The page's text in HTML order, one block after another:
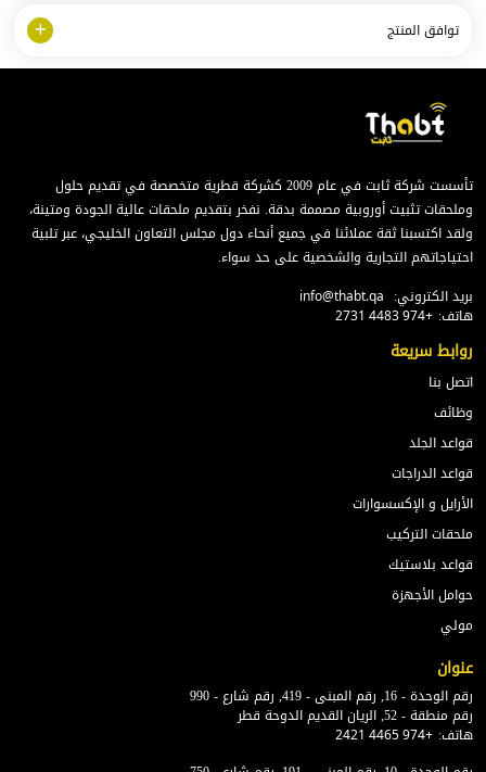
توافق المنتج
تأسست شركة ثابت في عام 2009 كشركة قطرية متخصصة في تقديم حلول
وملحقات تثبيت أوروبية مصممة بدقة. نفخر بتقديم ملحقات عالية الجودة ومتينة،
ولقد اكتسبنا ثقة عملائنا في جميع أنحاء دول مجلس التعاون الخليجي، عبر تلبية
احتياجاتهم التجارية والشخصية على حد سواء.
بريد الكتروني:
info@thabt.qa
هاتف: +974 4483 2731
روابط سريعة
اتصل بنا
وظائف
قواعد الجلد
قواعد الدراجات
الأرايل و الإكسسوارات
ملحقات التركيب
قواعد بلاستيك
حوامل الأجهزة
مولي
عنوان
رقم الوحدة - 16, رقم المبنى - 419, رقم شارع - 990
رقم منطقة - 52, الريان القديم الدوحة قطر
هاتف: +974 4465 2421